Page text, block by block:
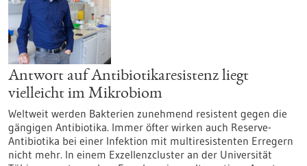
Antwort auf Antibiotikaresistenz liegt
vielleicht im Mikrobiom
Weltweit werden Bakterien zunehmend resistent gegen die
gängigen Antibiotika. Immer öfter wirken auch Reserve-
Antibiotika bei einer Infektion mit multiresistenten Erregern
nicht mehr. In einem Exzellenzcluster an der Universität